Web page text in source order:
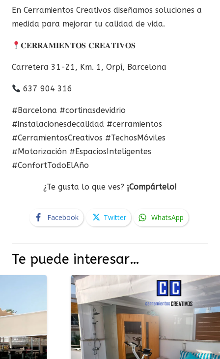
En Cerramientos Creativos diseñamos soluciones a
medida para mejorar tu calidad de vida.
𝐂𝐄𝐑𝐑𝐀𝐌𝐈𝐄𝐍𝐓𝐎𝐒 𝐂𝐑𝐄𝐀𝐓𝐈𝐕𝐎𝐒
Carretera 31-21, Km. 1, Orpí, Barcelona
637 904 316
#Barcelona #cortinasdevidrio
#instalacionesdecalidad #cerramientos
#CerramientosCreativos #TechosMóviles
#Motorización #EspaciosInteligentes
#ConfortTodoElAño
¿Te gusta lo que ves? ¡Compártelo!
Facebook Twitter WhatsApp
Te puede interesar…